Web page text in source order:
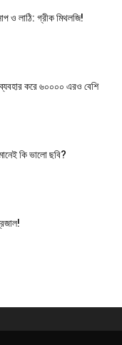
ও লাঠি: গ্রীক মিথলজি!
করে ৬০০০০ এরও বেশি
কি ভালো ছবি?